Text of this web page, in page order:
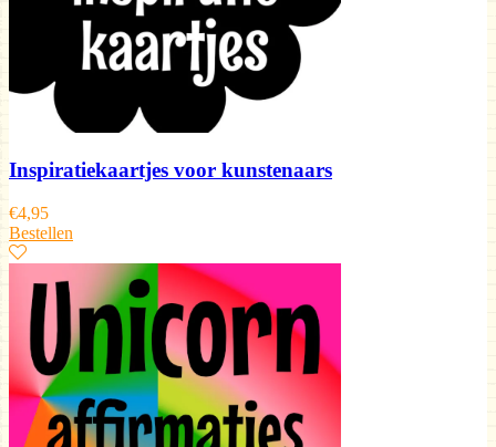
Inspiratiekaartjes voor kunstenaars
€4,95
Bestellen